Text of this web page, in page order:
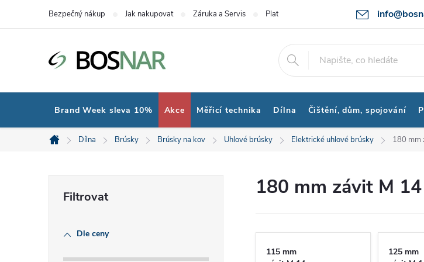
Bezpečný nákup Jak nakupovat Záruka a Servis Platby a Doprava Kontakty
Brand Week sleva 10% Akce Měřicí technika Dílna Čištění, dům, spojování
Domů
Dílna Brúsky Brúsky na kov Uhlové brúsky Elektrické uhlové brúsky 180 mm
Dle ceny
180 mm závit M 14
115 mm
125 mm